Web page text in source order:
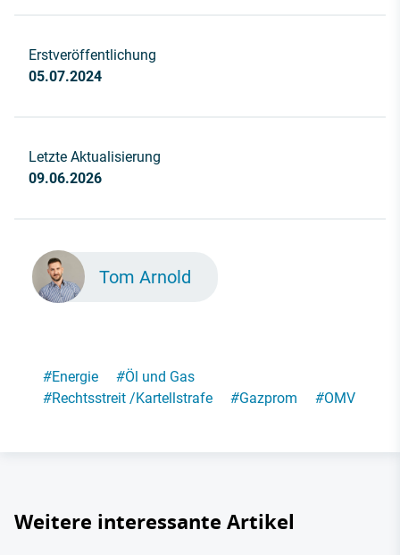
Erstveröffentlichung
05.07.2024
Letzte Aktualisierung
09.06.2026
Tom Arnold
#Energie #Öl und Gas
#Rechtsstreit /Kartellstrafe #Gazprom #OMV
Weitere interessante Artikel